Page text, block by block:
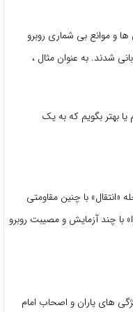
و موانع بی شماری روبرو
شدند. به عنوان مثال ،
یا بهتر بگویم که به یک
«انتقال» با چنین مقاومتی
با چند آزمایش و مصیبت روبرو
های یاران و اصحاب امام